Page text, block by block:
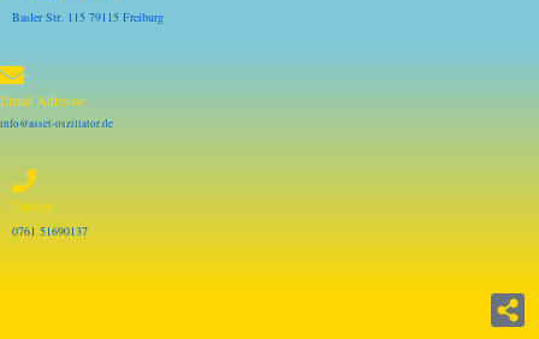
Basler Str. 115 79115 Freiburg
Email Adresse
info@asset-oszillator.de
Telefon
0761 51690137